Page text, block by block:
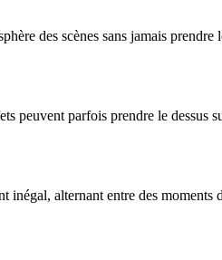
des scènes sans jamais prendre
peuvent parfois prendre le dessus
inégal, alternant entre des moments